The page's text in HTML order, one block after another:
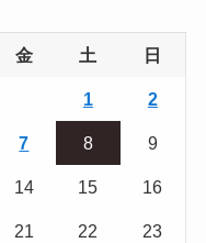
金 土 日
1 2
7 8 9
14 15 16
21 22 23